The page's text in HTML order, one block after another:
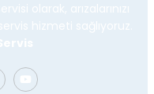
olarak, arızalarınızı
hizmeti sağlıyoruz.